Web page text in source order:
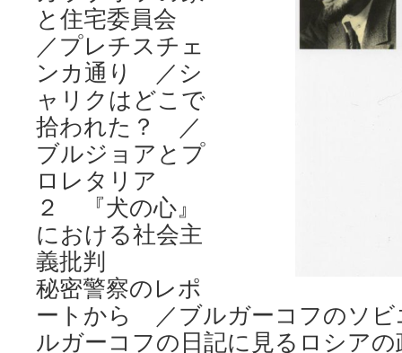
と住宅委員会
／プレチスチェ
ンカ通り ／シ
ャリクはどこで
拾われた？ ／
ブルジョアとプ
ロレタリア
２ 『犬の心』
における社会主
義批判
秘密警察のレポ
ートから ／ブルガーコフのソ
ルガーコフの日記に見るロシアの